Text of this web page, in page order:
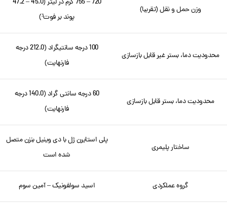
وزن حمل و نقل (تقریبا)
720 – 755 گرم در لیتر (45.0 – 47.2
پوند بر فوت³)
محدودیت دما، بستر غیر قابل بازسازی
100 درجه سانتیگراد (212.0 درجه
فارنهایت)
محدودیت دما، بستر قابل بازسازی
60 درجه سانتی گراد (140.0 درجه
فارنهایت)
ساختار پلیمری
پلی استایرن ژل با دی وینیل بنزن متصل
شده است
گروه عملکردی اسید سولفونیک – آمین سوم